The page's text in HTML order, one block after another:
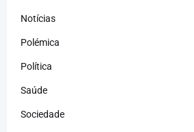
Notícias
Polémica
Política
Saúde
Sociedade